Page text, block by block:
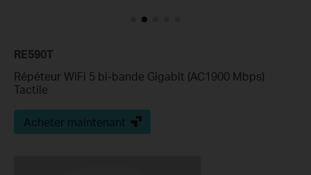
RE590T
Répéteur WiFi 5 bi-bande Gigabit (AC1900 Mbps)
Tactile
Acheter maintenant